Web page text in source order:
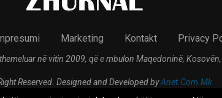
Marketing Kontakt Privacy
në vitin 2009, që e mbulon Maqedoninë,
Reserved. Designed and Developed byAnet.Com.Mk